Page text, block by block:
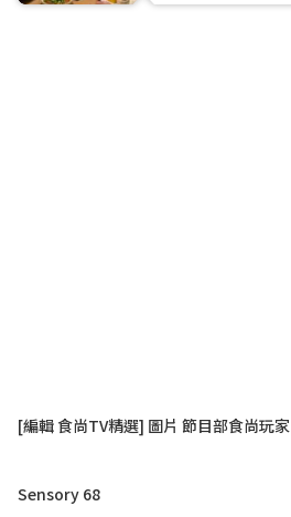
[編輯 食尚TV精選] 圖片 節目部食尚玩家
Sensory 68